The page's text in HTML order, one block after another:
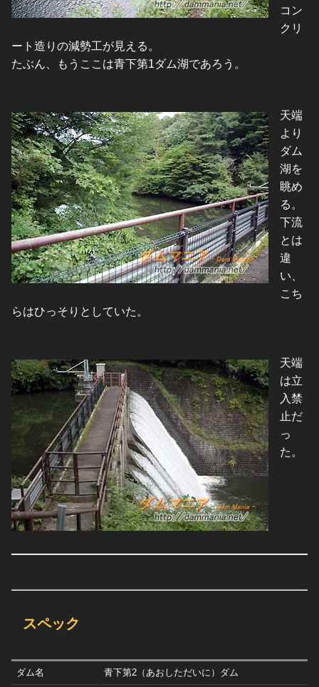
コン
クリ
ート造りの減勢工が見える。
たぶん、もうここは青下第1ダム湖であろう。
天端
より
ダム
湖を
眺め
る。
下流
とは
違
い、
こち
らはひっそりとしていた。
天端
は立
入禁
止だ
っ
た。
スペック
ダム名 青下第2（あおしただいに）ダム